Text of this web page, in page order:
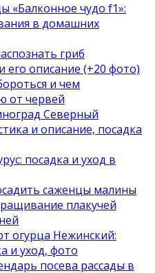
«Балконное чудо f1»:
в домашних
гриб
описание (+20 фото)
и чем
от червей
Северный
и описание, посадка
посадка и уход в
саженцы малины
плакучей
огурца Нежинский:
и уход, фото
посева рассады в